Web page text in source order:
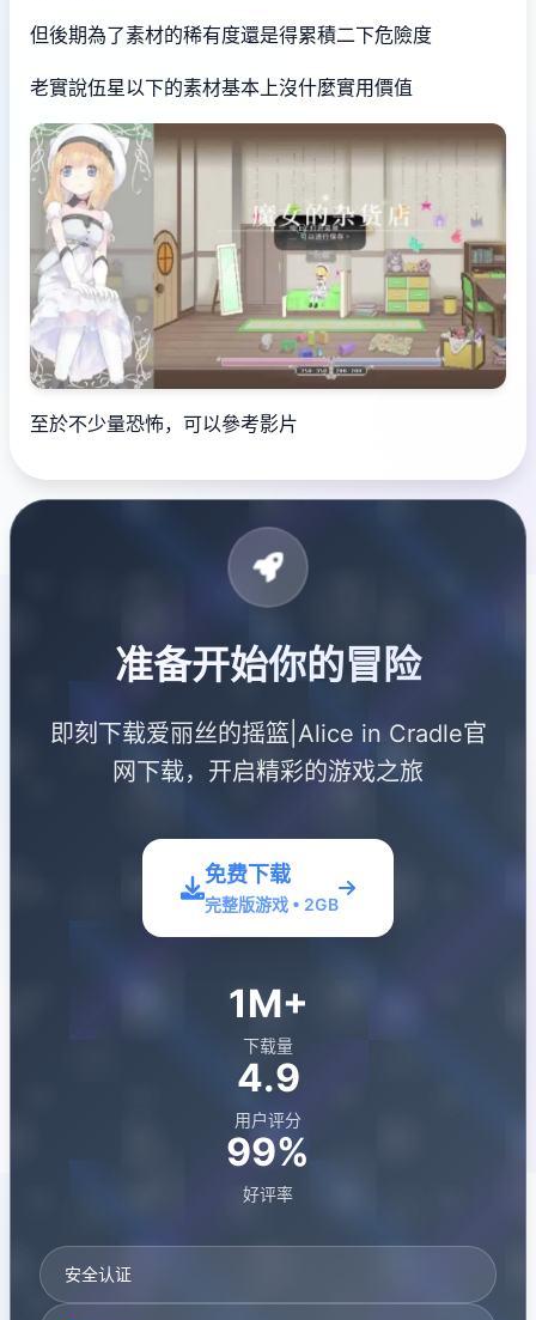
但後期為了素材的稀有度還是得累積二下危險度
老實說伍星以下的素材基本上沒什麼實用價值
至於不少量恐怖，可以參考影片
准备开始你的冒险
即刻下载爱丽丝的摇篮|Alice in Cradle官
网下载，开启精彩的游戏之旅
免费下载
完整版游戏 • 2GB
1M+
下载量
4.9
用户评分
99%
好评率
安全认证